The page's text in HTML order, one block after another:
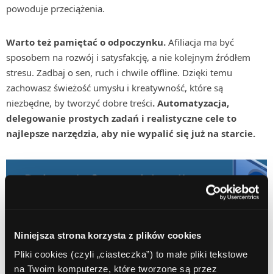
Niniejsza strona korzysta z plików cookies
Pliki cookies (czyli „ciasteczka”) to małe pliki tekstowe
na Twoim komputerze, które tworzone są przez
powoduje przeciążenia.
Warto też pamiętać o odpoczynku. Afiliacja ma być
sposobem na rozwój i satysfakcję, a nie kolejnym źródłem
stresu. Zadbaj o sen, ruch i chwile offline. Dzięki temu
zachowasz świeżość umysłu i kreatywność, które są
niezbędne, by tworzyć dobre treści. Automatyzacja,
delegowanie prostych zadań i realistyczne cele to
najlepsze narzędzia, aby nie wypalić się już na starcie.